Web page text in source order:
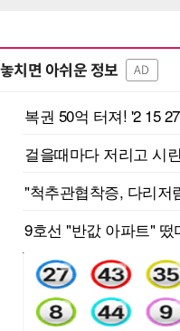
놓치면 아쉬운 정보 AD